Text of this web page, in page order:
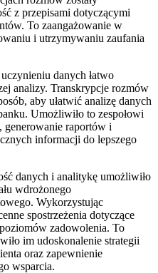
z przepisami dotyczącymi
To zaangażowanie w
i utrzymywaniu zaufania
danych łatwo
analizy. Transkrypcje rozmów
aby ułatwić analizę danych
Umożliwiło to zespołowi
generowanie raportów i
informacji do lepszego
danych i analitykę umożliwiło
wdrożonego
Wykorzystując
spostrzeżenia dotyczące
zadowolenia. To
im udoskonalenie strategii
oraz zapewnienie
wsparcia.